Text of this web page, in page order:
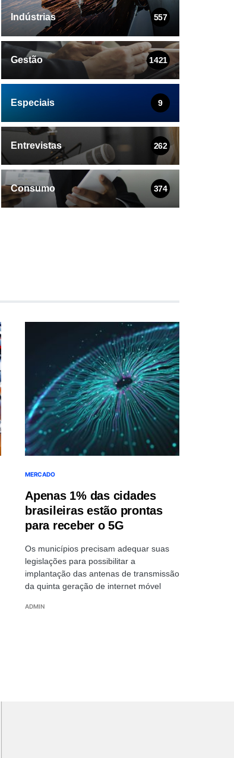
Indústrias 557
Gestão 1421
Especiais 9
Entrevistas 262
Consumo 374
MERCADO
Apenas 1% das cidades
brasileiras estão prontas
para receber o 5G
Os municípios precisam adequar suas
legislações para possibilitar a
implantação das antenas de transmissão
da quinta geração de internet móvel
ADMIN